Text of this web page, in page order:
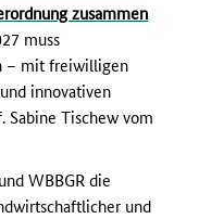
zusammen
muss
– mit freiwilligen
innovativen
Tischew vom
WBBGR die
und